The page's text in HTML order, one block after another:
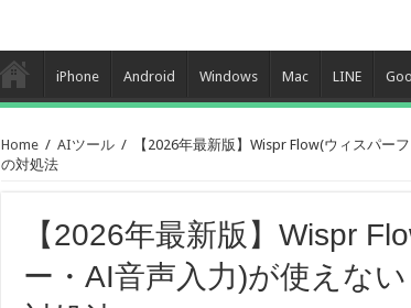
iPhone Android Windows Mac LINE
Home / AIツール /
【2026年最新版】Wispr Flow(ウィスパー
の対処法
【2026年最新版】Wispr
ー・AI音声入力)が使えな